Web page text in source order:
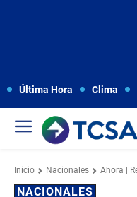
Última Hora Clima
Inicio Nacionales Ahora |
NACIONALES